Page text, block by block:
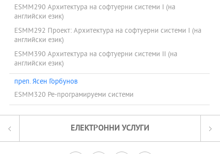
ESMM290 Архитектура на софтуерни системи І (на
английски език)
ESMM292 Проект: Архитектура на софтуерни системи І (на
английски език)
ESMM390 Архитектура на софтуерни системи ІІ (на
английски език)
преп. Ясен Горбунов
ESMM320 Ре-програмируеми системи
ЕЛЕКТРОННИ УСЛУГИ